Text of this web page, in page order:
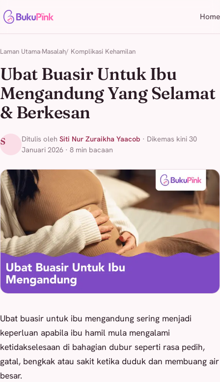
Home
Laman Utama Masalah/ Komplikasi Kehamilan
Ubat Buasir Untuk Ibu
Mengandung Yang Selamat
& Berkesan
S Ditulis oleh Siti Nur Zuraikha Yaacob · Dikemas kini 30
Januari 2026 · 8 min bacaan
Ubat buasir untuk ibu mengandung sering menjadi
keperluan apabila ibu hamil mula mengalami
ketidakselesaan di bahagian dubur seperti rasa pedih,
gatal, bengkak atau sakit ketika duduk dan membuang air
besar.